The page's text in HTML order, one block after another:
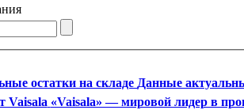
остатки на складе Данные
Vaisala «Vaisala» — мировой лидер в